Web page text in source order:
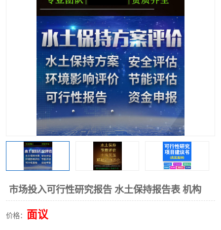
市场投入可行性研究报告 水土保持报告表 机构
价格： 面议